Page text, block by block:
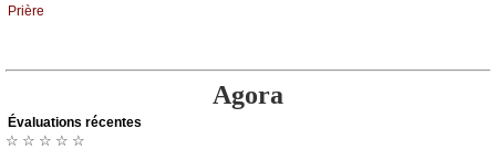
Ρrièrе
Agora
Évаluations récеntes
☆ ☆ ☆ ☆ ☆